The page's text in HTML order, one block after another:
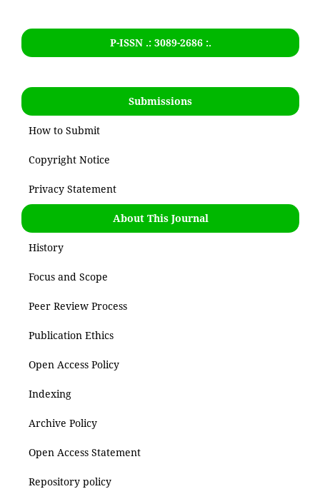
P-ISSN .: 3089-2686:.
Submissions
How to Submit
Copyright Notice
Privacy Statement
About This Journal
History
Focus and Scope
Peer Review Process
Publication Ethics
Open Access Policy
Indexing
Archive Policy
Open Access Statement
Repository policy